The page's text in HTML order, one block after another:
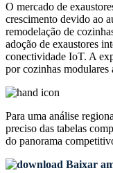
O mercado de
crescimento devido ao
remodelação de
adoção de exaustores
conectividade IoT. A
por cozinhas modulares
Para uma análise
preciso das tabelas
do panorama
Baixar